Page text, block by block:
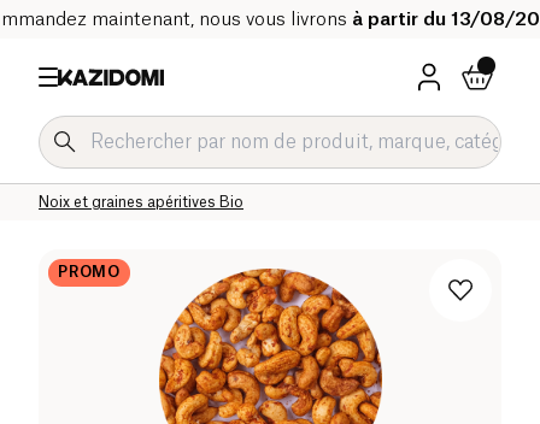
maintenant, nous vous livrons à partir du 13/08/
Noix et graines apéritives Bio
Snacks salés et apéritifs Bio
Epicerie salée Bio
Accueil
PROMO